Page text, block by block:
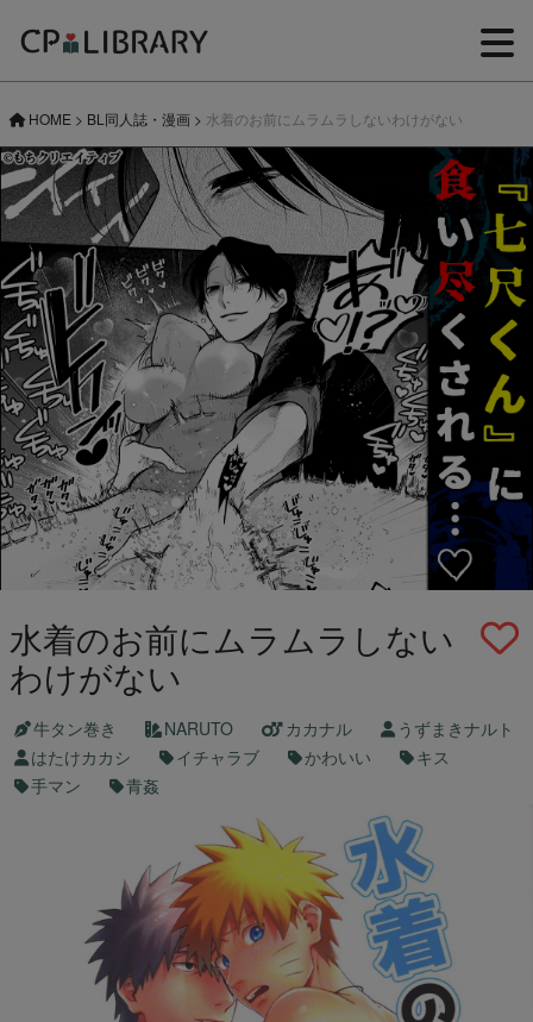
HOME > BL同人誌・漫画 > 水着のお前にムラムラしないわけがない
水着のお前にムラムラしない
わけがない
牛タン巻き NARUTO カカナル
うずまきナルト
はたけカカシ
イチャラブ かわいい
キス
手マン
青姦